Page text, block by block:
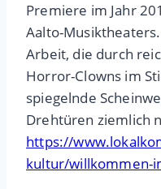
Premiere im Jahr
Aalto-
Arbeit, die durch
Horror-Clowns im
spiegelnde
Drehtüren ziemlich
https://
kultur/willkommen-